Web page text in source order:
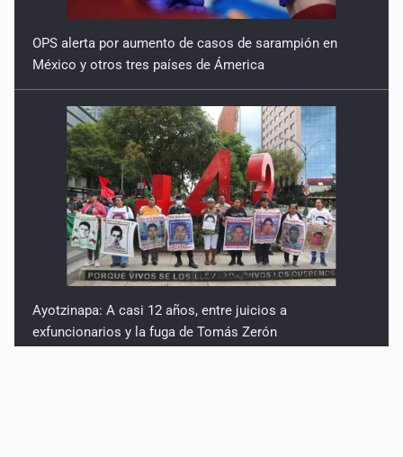
México y otros tres países de Ámerica
Ayotzinapa: A casi 12 años, entre juicios a
exfuncionarios y la fuga de Tomás Zerón